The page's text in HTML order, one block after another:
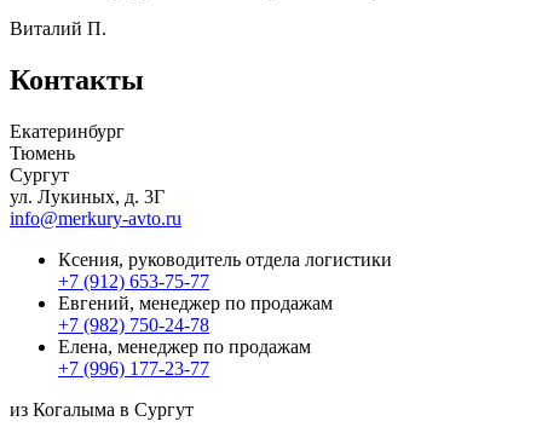
Виталий П.
Контакты
Екатеринбург
Тюмень
Сургут
ул. Лукиных, д. 3Г
info@merkury-avto.ru
Ксения, руководитель отдела логистики
+7 (912) 653-75-77
Евгений, менеджер по продажам
+7 (982) 750-24-78
Елена, менеджер по продажам
+7 (996) 177-23-77
из Когалыма в Сургут